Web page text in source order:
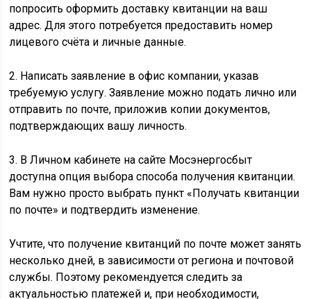
попросить оформить доставку квитанции на ваш
адрес. Для этого потребуется предоставить номер
лицевого счёта и личные данные.
2. Написать заявление в офис компании, указав
требуемую услугу. Заявление можно подать лично или
отправить по почте, приложив копии документов,
подтверждающих вашу личность.
3. В Личном кабинете на сайте Мосэнергосбыт
доступна опция выбора способа получения квитанции.
Вам нужно просто выбрать пункт «Получать квитанции
по почте» и подтвердить изменение.
Учтите, что получение квитанций по почте может занять
несколько дней, в зависимости от региона и почтовой
службы. Поэтому рекомендуется следить за
актуальностью платежей и, при необходимости,